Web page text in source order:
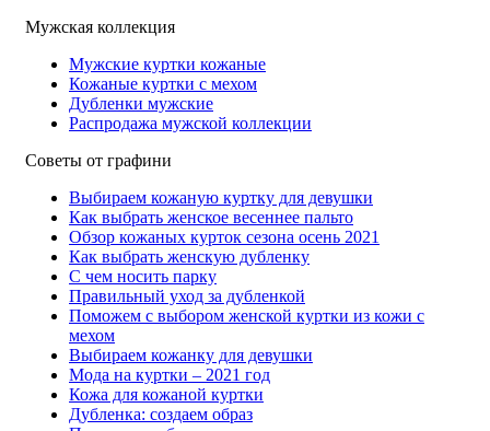
Мужская коллекция
Мужские куртки кожаные
Кожаные куртки с мехом
Дубленки мужские
Распродажа мужской коллекции
Советы от графини
Выбираем кожаную куртку для девушки
Как выбрать женское весеннее пальто
Обзор кожаных курток сезона осень 2021
Как выбрать женскую дубленку
С чем носить парку
Правильный уход за дубленкой
Поможем с выбором женской куртки из кожи с
мехом
Выбираем кожанку для девушки
Мода на куртки – 2021 год
Кожа для кожаной куртки
Дубленка: создаем образ